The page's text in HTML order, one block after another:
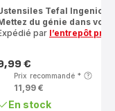
Tefal Ingenio
du génie dans vos
par l’entrepôt
€
Prix recommandé *
11,99 €
En stock